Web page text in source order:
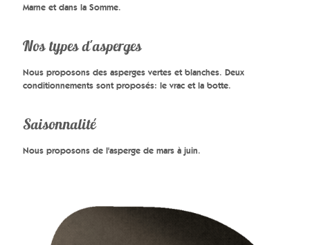
Marne et dans la Somme.
Nos types d'asperges
Nous proposons des asperges vertes et blanches. Deux
conditionnements sont proposés: le vrac et la botte.
Saisonnalité
Nous proposons de l'asperge de mars à juin.